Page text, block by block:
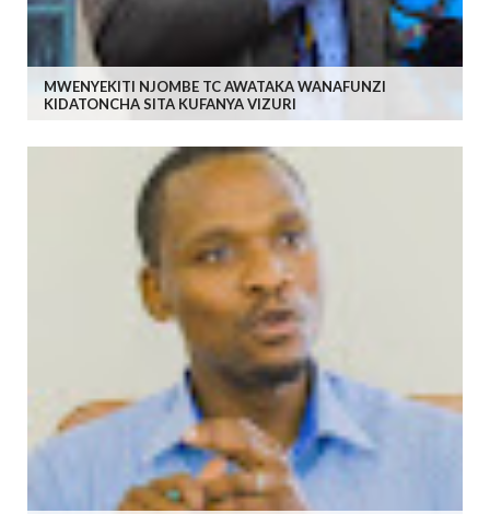
MWENYEKITI NJOMBE TC AWATAKA WANAFUNZI
KIDATONCHA SITA KUFANYA VIZURI